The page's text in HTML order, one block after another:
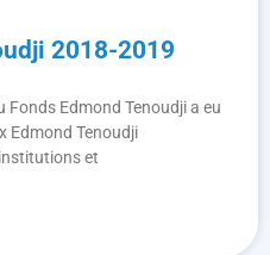
2018-2019
Fonds Edmond Tenoudji a eu
Edmond Tenoudji
et